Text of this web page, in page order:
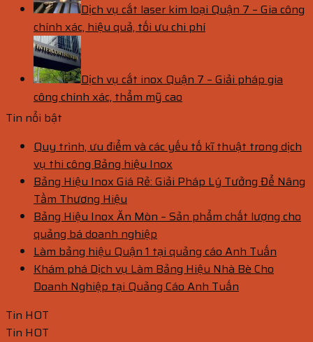
Dịch vụ cắt laser kim loại Quận 7 – Gia công
chính xác, hiệu quả, tối ưu chi phí
Dịch vụ cắt inox Quận 7 – Giải pháp gia
công chính xác, thẩm mỹ cao
Tin nổi bật
Quy trình, ưu điểm và các yếu tố kĩ thuật trong dịch
vụ thi công Bảng hiệu Inox
Bảng Hiệu Inox Giá Rẻ: Giải Pháp Lý Tưởng Để Nâng
Tầm Thương Hiệu
Bảng Hiệu Inox Ăn Mòn – Sản phẩm chất lượng cho
quảng bá doanh nghiệp
Làm bảng hiệu Quận 1 tại quảng cáo Anh Tuấn
Khám phá Dịch vụ Làm Bảng Hiệu Nhà Bè Cho
Doanh Nghiệp tại Quảng Cáo Anh Tuấn
Tin HOT
Tin HOT